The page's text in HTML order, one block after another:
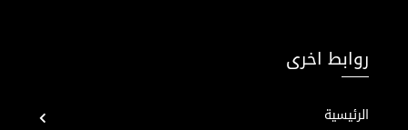
روابط اخرى
الرئيسية